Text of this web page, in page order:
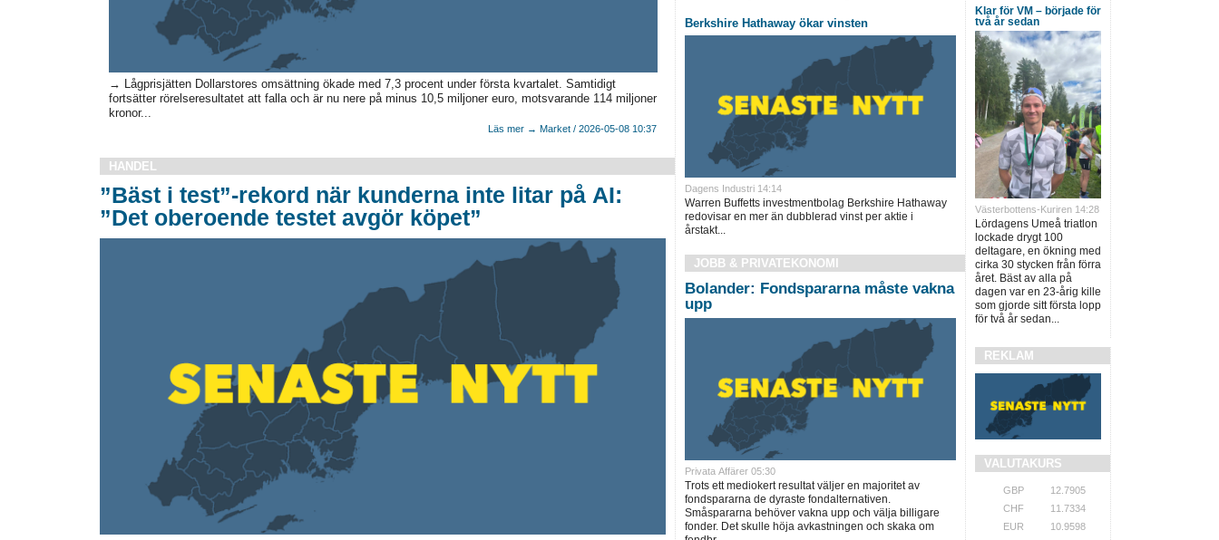
→ Lågprisjätten Dollarstores omsättning ökade med 7,3 procent under första kvartalet. Samtidigt
fortsätter rörelseresultatet att falla och är nu nere på minus 10,5 miljoner euro, motsvarande 114 miljoner
kronor...
Läs mer → Market / 2026-05-08 10:37
HANDEL
”Bäst i test”-rekord när kunderna inte litar på AI:
”Det oberoende testet avgör köpet”
Berkshire Hathaway ökar vinsten
Dagens Industri 14:14
Warren Buffetts investmentbolag Berkshire Hathaway
redovisar en mer än dubblerad vinst per aktie i
årstakt...
JOBB & PRIVATEKONOMI
Bolander: Fondspararna måste vakna
upp
Privata Affärer 05:30
Trots ett mediokert resultat väljer en majoritet av
fondspararna de dyraste fondalternativen.
Småspararna behöver vakna upp och välja billigare
fonder. Det skulle höja avkastningen och skaka om
Klar för VM – började för
två år sedan
Västerbottens-Kuriren 14:28
Lördagens Umeå triatlon
lockade drygt 100
deltagare, en ökning med
cirka 30 stycken från förra
året. Bäst av alla på
dagen var en 23-årig kille
som gjorde sitt första lopp
för två år sedan...
REKLAM
VALUTAKURS
GBP
12.7905
CHF
11.7334
EUR
10.9598